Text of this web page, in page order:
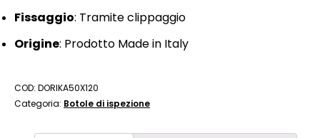
Fissaggio: Tramite clippaggio
Origine: Prodotto Made in Italy
COD: DORIKA50X120
Categoria: Botole di ispezione